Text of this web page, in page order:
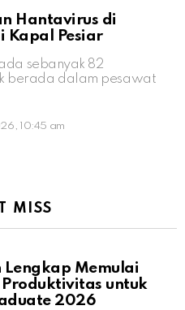
Hantavirus di
Kapal Pesiar
sebanyak 82
berada dalam pesawat
10:45 am
MISS
Lengkap Memulai
Produktivitas untuk
2026